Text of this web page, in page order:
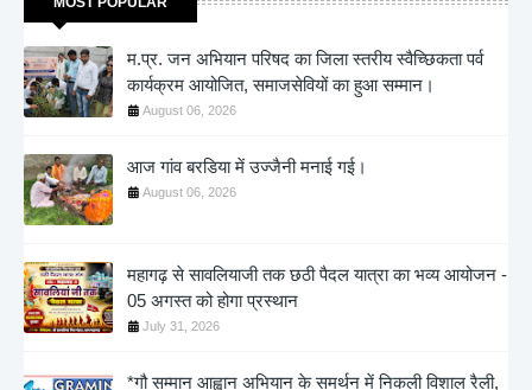
म.प्र. जन अभियान परिषद का जिला स्तरीय स्वैच्छिकता पर्व
कार्यक्रम आयोजित, समाजसेवियों का हुआ सम्मान।
August 06, 2026
आज गांव बरडिया में उज्जैनी मनाई गई।
August 06, 2026
महागढ़ से सावलियाजी तक छठी पैदल यात्रा का भव्य आयोजन -
05 अगस्त को होगा प्रस्थान
July 31, 2026
*गौ सम्मान आह्वान अभियान के समर्थन में निकली विशाल रैली,